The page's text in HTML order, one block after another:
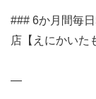
### 6か月間毎
店【えにかいた
—